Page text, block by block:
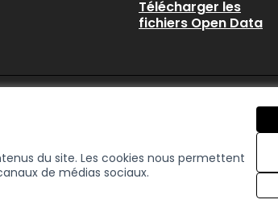
du site. Les cookies nous permettent
de médias sociaux.
Télécharger les
fichiers Open Data